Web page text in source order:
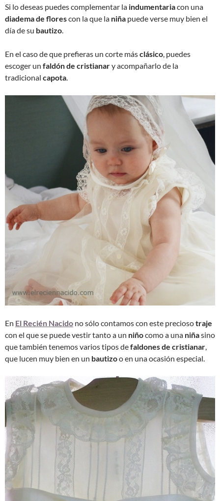
Si lo deseas puedes complementar la indumentariacon una
diadema de florescon la que la niña puede verse muy bien el
día de su bautizo
En el caso de que prefieras un corte másclásico , puedes
escoger un faldón de cristianary acompañarlo de la
tradicional capota
En El Recién Nacido no sólo contamos con este preciosotraje
con el que se puede vestir tanto a un niñocomo a una niñasino
que también tenemos varios tipos defaldones de cristianar
que lucen muy bien en un bautizoo en una ocasión especial.